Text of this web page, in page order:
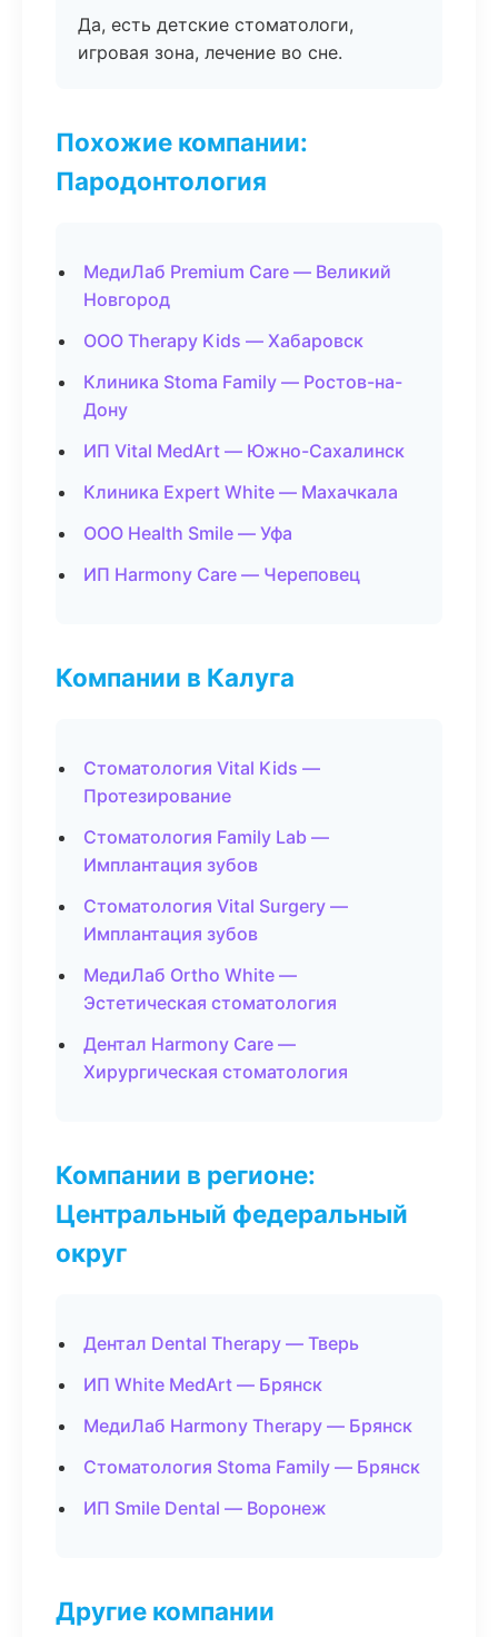
Да, есть детские стоматологи,
игровая зона, лечение во сне.
Похожие компании:
Пародонтология
МедиЛаб Premium Care — Великий
Новгород
ООО Therapy Kids — Хабаровск
Клиника Stoma Family — Ростов-на-
Дону
ИП Vital MedArt — Южно-Сахалинск
Клиника Expert White — Махачкала
ООО Health Smile — Уфа
ИП Harmony Care — Череповец
Компании в Калуга
Стоматология Vital Kids —
Протезирование
Стоматология Family Lab —
Имплантация зубов
Стоматология Vital Surgery —
Имплантация зубов
МедиЛаб Ortho White —
Эстетическая стоматология
Дентал Harmony Care —
Хирургическая стоматология
Компании в регионе:
Центральный федеральный
округ
Дентал Dental Therapy — Тверь
ИП White MedArt — Брянск
МедиЛаб Harmony Therapy — Брянск
Стоматология Stoma Family — Брянск
ИП Smile Dental — Воронеж
Другие компании